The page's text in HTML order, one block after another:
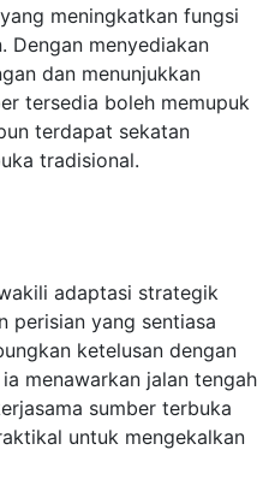
meningkatkan fungsi
Dengan menyediakan
dan menunjukkan
tersedia boleh memupuk
terdapat sekatan
tradisional.
adaptasi strategik
perisian yang sentiasa
ketelusan dengan
menawarkan jalan tengah
sumber terbuka
untuk mengekalkan